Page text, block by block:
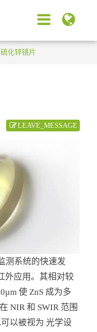
硫化锌镜片
LEAVE_MESSAGE
测系统的快速发
外应用。其相对较
使 ZnS 成为多
NIR 和 SWIR 范围
以被视为 光学设